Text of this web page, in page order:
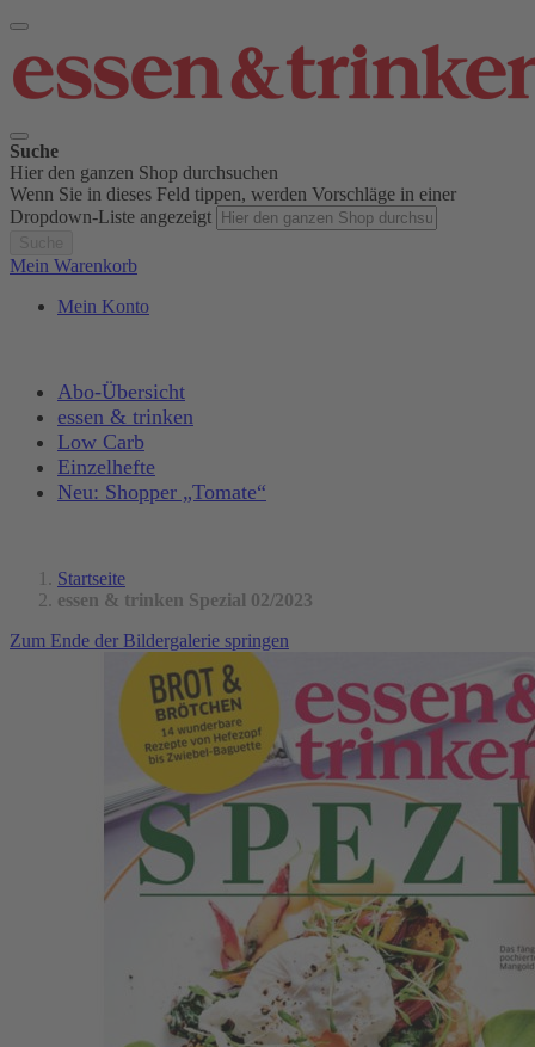
Suche
Hier den ganzen Shop durchsuchen
Wenn Sie in dieses Feld tippen, werden Vorschläge in einer
Dropdown-Liste angezeigt
Mein Warenkorb
Mein Konto
Abo-Übersicht
essen & trinken
Low Carb
Einzelhefte
Neu: Shopper „Tomate“
Startseite
essen & trinken Spezial 02/2023
Zum Ende der Bildergalerie springen